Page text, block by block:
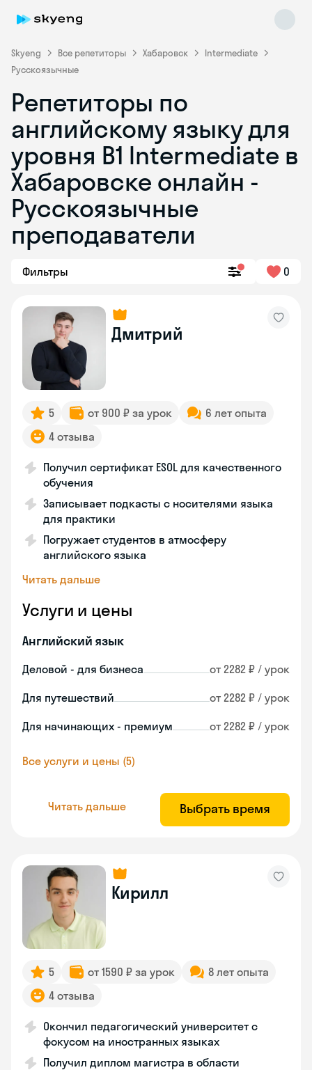
Skyeng Все репетиторы Хабаровск
Intermediate
Русскоязычные
Репетиторы по
английскому языку для
уровня B1 Intermediate в
Хабаровске онлайн -
Русскоязычные
преподаватели
Фильтры 0
Дмитрий
5 от 900 ₽ за урок
6 лет опыта
4 отзыва
Получил сертификат ESOL для качественного
обучения
Записывает подкасты с носителями языка
для практики
Погружает студентов в атмосферу
английского языка
Читать дальше
Услуги и цены
Английский язык
Деловой - для бизнеса от 2282 ₽ / урок
Для путешествий от 2282 ₽ / урок
Для начинающих - премиум от 2282 ₽ / урок
Все услуги и цены (5)
Читать дальше Выбрать время
Кирилл
5 от 1590 ₽ за урок
8 лет опыта
4 отзыва
Окончил педагогический университет с
фокусом на иностранных языках
Получил диплом магистра в области
Skyeng Chat
online